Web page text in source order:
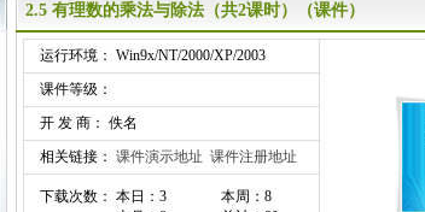
2.5 有理数的乘法与除法（共2课时）（课件）
运行环境： Win9x/NT/2000/XP/2003
课件等级：
开 发 商： 佚名
相关链接： 课件演示地址 课件注册地址
下载次数： 本日：3
本周：8